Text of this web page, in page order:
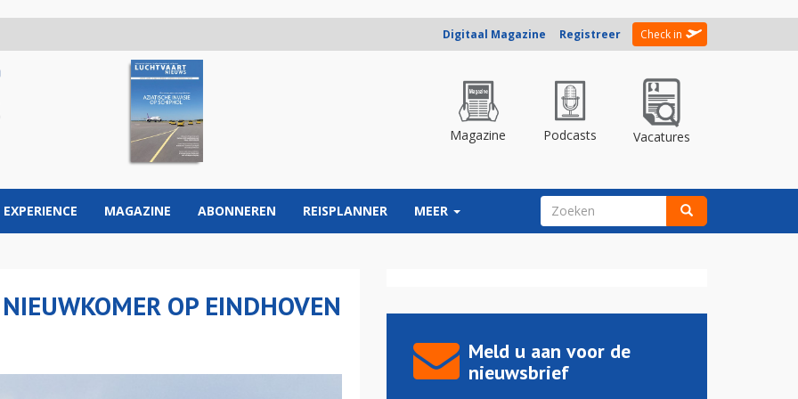
Digitaal Magazine Registreer Check in
Magazine Podcasts Vacatures
EXPERIENCE MAGAZINE ABONNEREN REISPLANNER MEER ZOEKVELD
OP EINDHOVEN
Meld u aan voor de
nieuwsbrief